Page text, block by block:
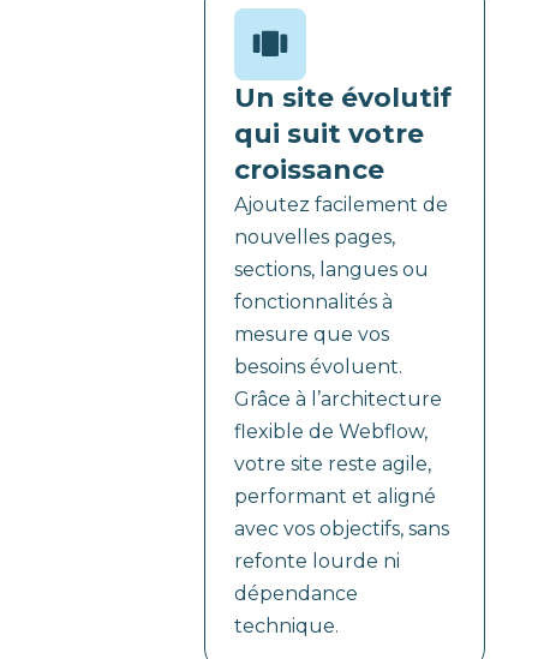
Un site évolutif
qui suit votre
croissance
Ajoutez facilement de
nouvelles pages,
sections, langues ou
fonctionnalités à
mesure que vos
besoins évoluent.
Grâce à l’architecture
flexible de Webflow,
votre site reste agile,
performant et aligné
avec vos objectifs, sans
refonte lourde ni
dépendance
technique.